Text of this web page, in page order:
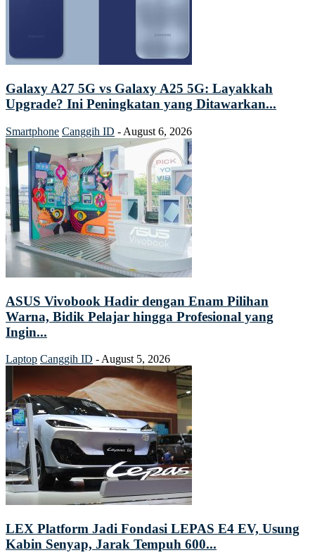
Galaxy A27 5G vs Galaxy A25 5G: Layakkah
Upgrade? Ini Peningkatan yang Ditawarkan...
Smartphone Canggih ID - August 6, 2026
ASUS Vivobook Hadir dengan Enam Pilihan
Warna, Bidik Pelajar hingga Profesional yang
Ingin...
Laptop Canggih ID - August 5, 2026
LEX Platform Jadi Fondasi LEPAS E4 EV, Usung
Kabin Senyap, Jarak Tempuh 600...